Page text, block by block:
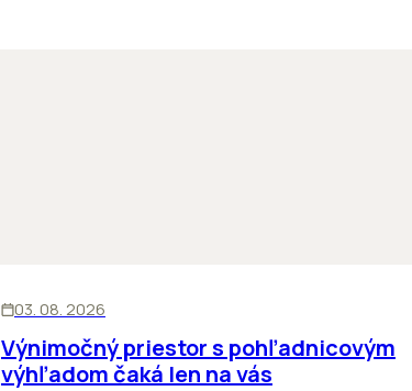
03. 08. 2026
Výnimočný priestor s pohľadnicovým
výhľadom čaká len na vás